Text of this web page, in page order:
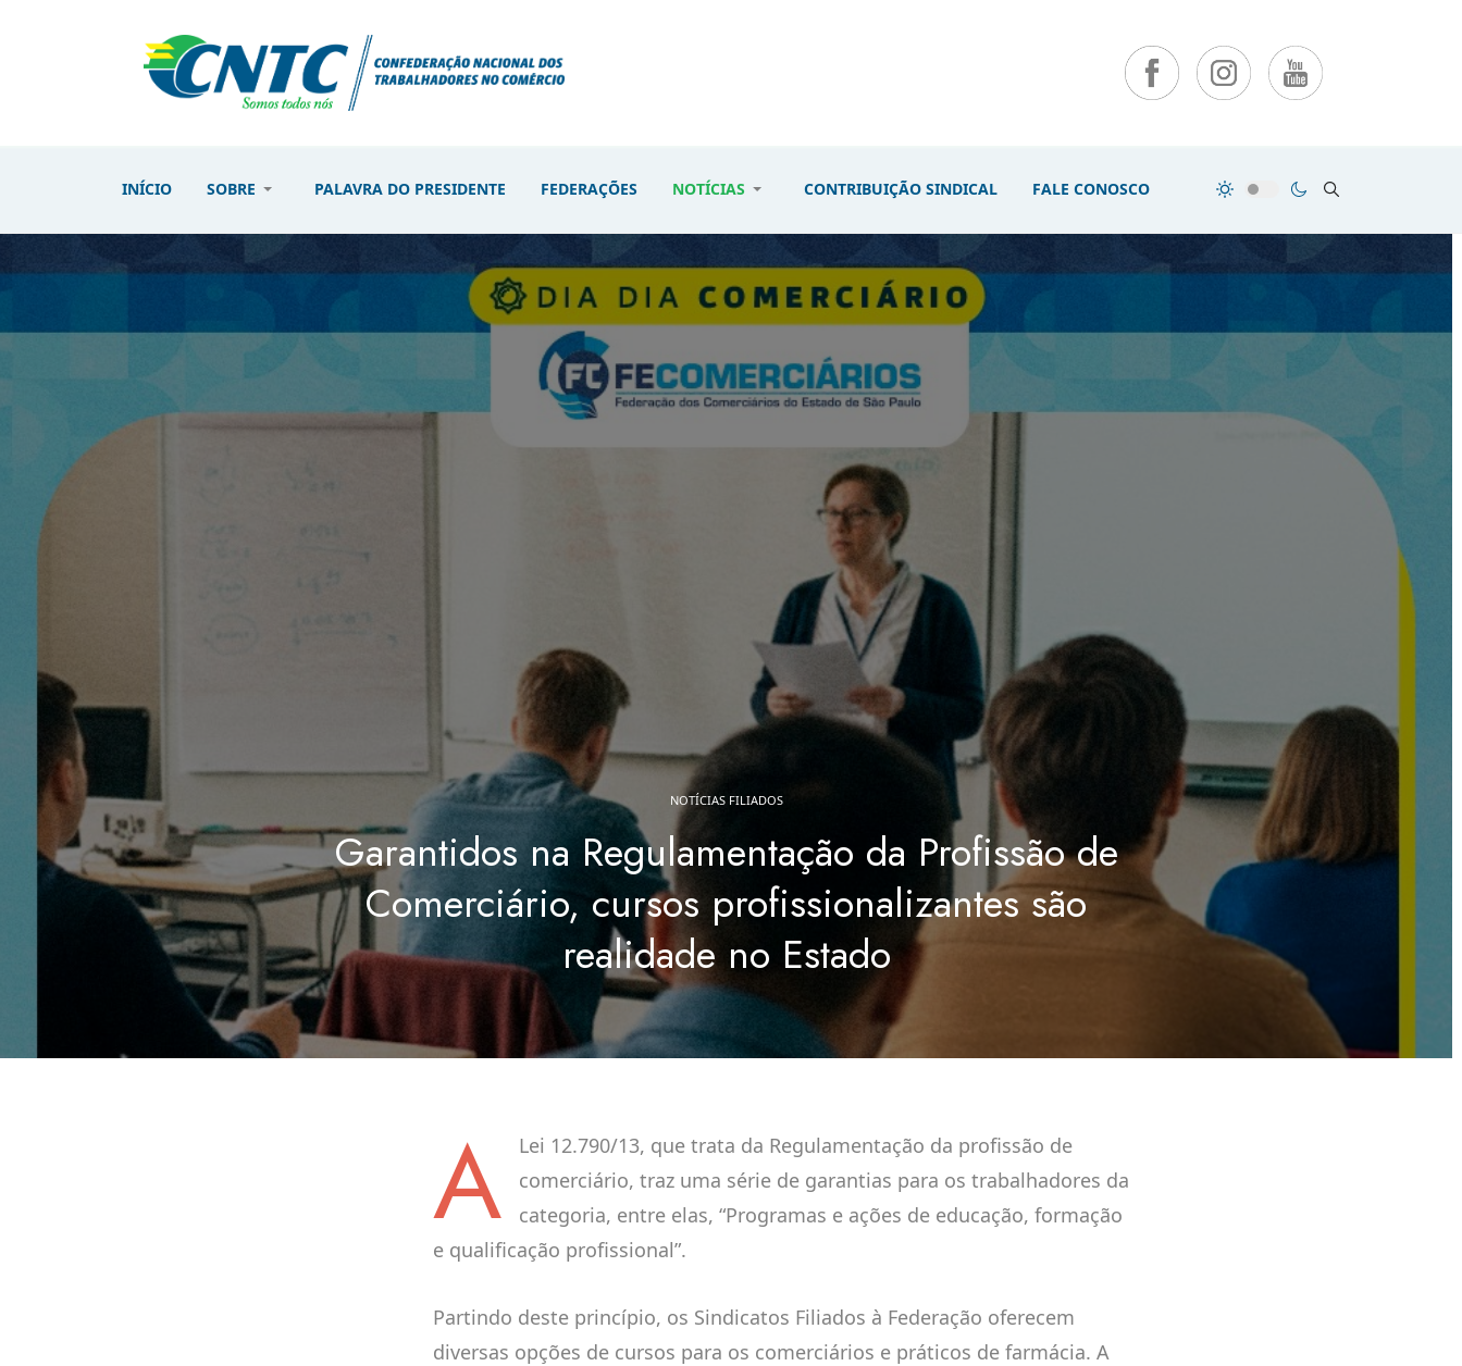
INÍCIO SOBRE PALAVRA DO PRESIDENTE FEDERAÇÕES NOTÍCIAS CONTRIBUIÇÃO SINDICAL FALE CONOSCO
NOTÍCIAS FILIADOS
Garantidos na Regulamentação da Profissão de
Comerciário, cursos profissionalizantes são
realidade no Estado
A
Lei 12.790/13, que trata da Regulamentação da profissão de
comerciário, traz uma série de garantias para os trabalhadores da
categoria, entre elas, “Programas e ações de educação, formação
e qualificação profissional”.
Partindo deste princípio, os Sindicatos Filiados à Federação oferecem
diversas opções de cursos para os comerciários e práticos de farmácia. A